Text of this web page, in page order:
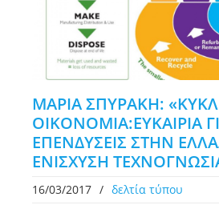
ΜΑΡΙΑ ΣΠΥΡΑΚΗ:
ΟΙΚΟΝΟΜΙΑ:ΕΥΚΑΙΡΙΑ
ΕΠΕΝΔΥΣΕΙΣ ΣΤΗΝ
ΕΝΙΣΧΥΣΗ
16/03/2017 / δελτία τύπου